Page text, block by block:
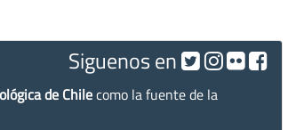
Siguenos en
de Chilecomo la fuente de la